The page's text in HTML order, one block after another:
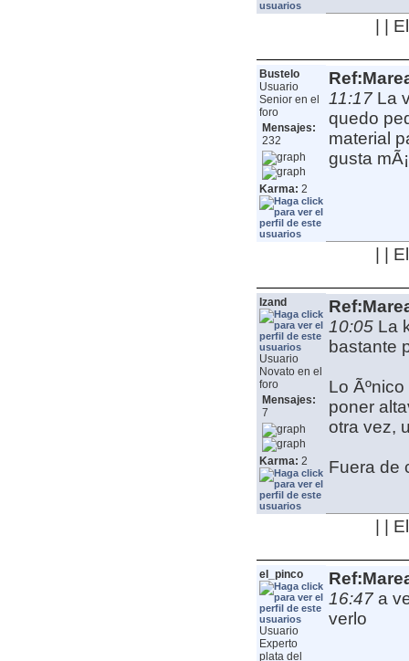
| |
Bustelo
Usuario
Senior en el
foro
Mensajes:
232
Karma: 2
11:17 La
quedo
material
gusta
| |
Izand
Usuario
Novato en el
foro
Mensajes:
7
Karma: 2
10:05 La
bastante
Lo
poner
otra vez,
Fuera de
| |
el_pinco
Usuario
Experto
plata del
16:47 a
verlo